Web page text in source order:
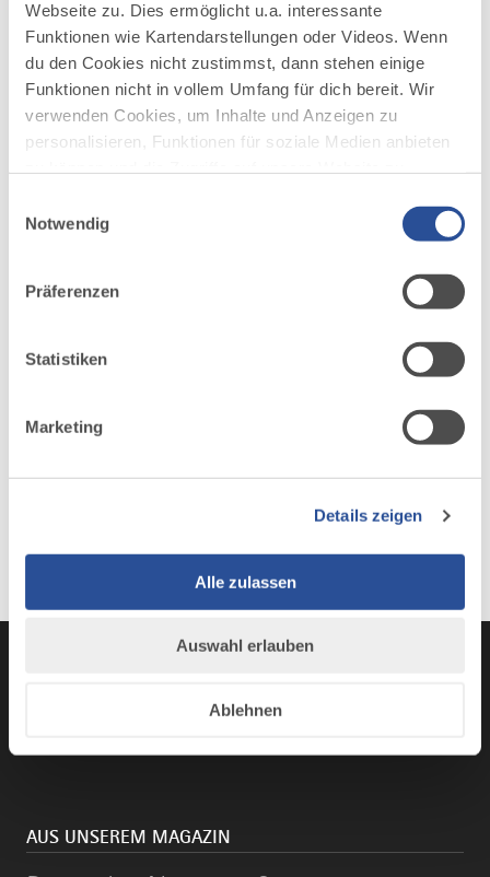
Webseite zu. Dies ermöglicht u.a. interessante
Funktionen wie Kartendarstellungen oder Videos. Wenn
du den Cookies nicht zustimmst, dann stehen einige
Funktionen nicht in vollem Umfang für dich bereit. Wir
verwenden Cookies, um Inhalte und Anzeigen zu
personalisieren, Funktionen für soziale Medien anbieten
deiner Verwendung unserer Website an unsere Partner
möglicherweise mit weiteren Daten zusammen, die du
Nutzung der Dienste gesammelt haben.
Notwendig
Präferenzen
Statistiken
Marketing
Details zeigen
Alle zulassen
Auswahl erlauben
Ablehnen
und Öffnungszeiten erhalten Sie auf der
Internetseite des Museums.
Öffnungszeiten
AUS UNSEREM MAGAZIN